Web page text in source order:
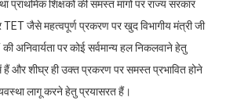
प्राथमिक शिक्षकों की समस्त मांगो पर राज्य सरकार
TET जैसे महत्वपूर्ण प्रकरण पर खुद विभागीय मंत्री जी
अनिवार्यता पर कोई सर्वमान्य हल निकलवाने हेतु
हैं और शीघ्र ही उक्त प्रकरण पर समस्त प्रभावित होने
लागू करने हेतु प्रयासरत हैं।